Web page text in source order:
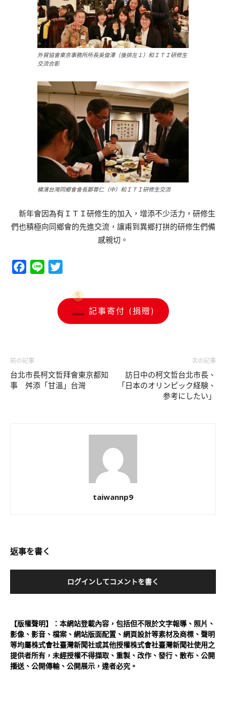
外貿協會東京事務所所長吳俊澤（後排左１）和ＩＴＩ研修生
交流合影
橫濱台灣同鄉會會長鄭尊仁（中）和ＩＴＩ研修生交流
新年會因為有ＩＴＩ研修生的加入，增添不少活力，研修生
們也積極向同鄉會的先進交流，讓甫到異鄉打拼的研修生們備
感親切。
Facebook
Line
記事寄付 (捐贈)
前の記事
台北市長柯文哲拜會東京都知
事 舛添「甘溫」台灣
次の記事
訪日中の柯文哲台北市長、
「日本のオリンピック経験、
参考にしたい」
taiwannp9
返事を書く
ログインしてコメントを書く
【版權聲明】：本網站登載內容，包括但不限於文字報導、照片、
影像、影音、檔案、網站版面配置、網頁設計等素材及商標、聲明
等均屬株式會社臺灣新聞社或其他授權株式會社臺灣新聞社使用之
提供者所有，未經授權不得擷取、重製、改作、發行、散布、公開
播送、公開傳輸、公開展示，違者必究。